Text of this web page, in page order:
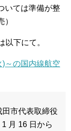
いては準備が整
下にて。
～の国内線航空
市代表取締役
月 16 日から